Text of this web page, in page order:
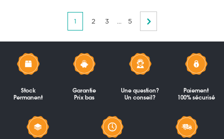
1 2 3 ... 5
Stock
Permanent
Garantie
Prix bas
Une question?
Un conseil?
Paiement
100% sécurisé